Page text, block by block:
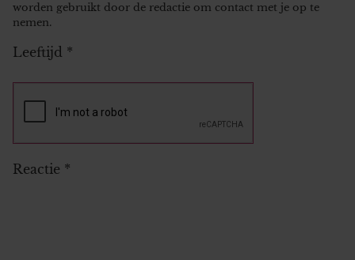
worden gebruikt door de redactie om contact met je op te
nemen.
Leeftijd *
Reactie *